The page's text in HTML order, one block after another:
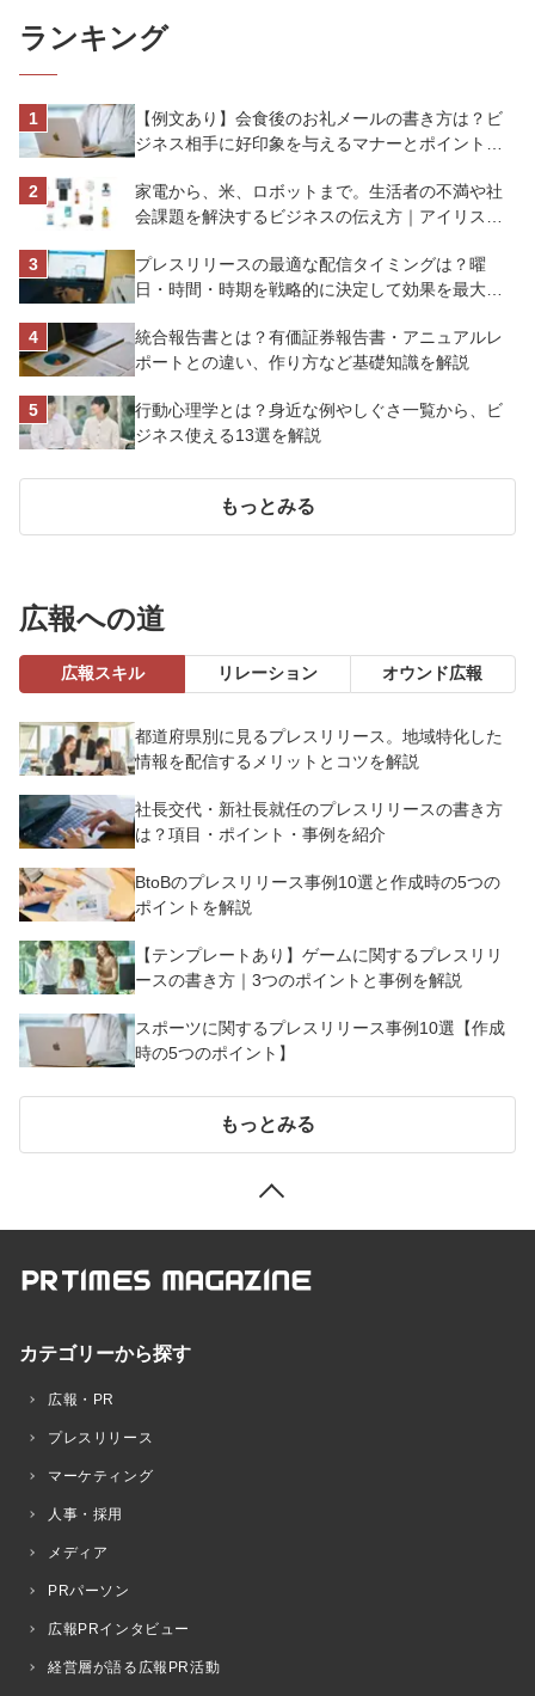
ランキング
【例文あり】会食後のお礼メールの書き方は？ビ
ジネス相手に好印象を与えるマナーとポイントを
家電から、米、ロボットまで。生活者の不満や社
会課題を解決するビジネスの伝え方｜アイリスオ
プレスリリースの最適な配信タイミングは？曜
日・時間・時期を戦略的に決定して効果を最大化
統合報告書とは？有価証券報告書・アニュアルレ
ポートとの違い、作り方など基礎知識を解説
行動心理学とは？身近な例やしぐさ一覧から、ビ
ジネス使える13選を解説
もっとみる
広報への道
広報スキル リレーション オウンド広報
都道府県別に見るプレスリリース。地域特化した
情報を配信するメリットとコツを解説
社長交代・新社長就任のプレスリリースの書き方
は？項目・ポイント・事例を紹介
BtoBのプレスリリース事例10選と作成時の5つの
ポイントを解説
【テンプレートあり】ゲームに関するプレスリリ
ースの書き方｜3つのポイントと事例を解説
スポーツに関するプレスリリース事例10選【作成
時の5つのポイント】
もっとみる
カテゴリーから探す
広報・PR
プレスリリース
マーケティング
人事・採用
メディア
PRパーソン
広報PRインタビュー
経営層が語る広報PR活動